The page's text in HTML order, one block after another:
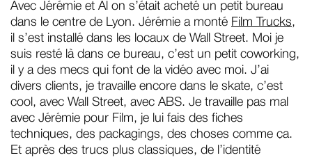
Avec Jérémie et Al on s’était acheté un petit bureau
dans le centre de Lyon. Jérémie a monté Film Trucks,
il s’est installé dans les locaux de Wall Street. Moi je
suis resté là dans ce bureau, c’est un petit coworking,
il y a des mecs qui font de la vidéo avec moi. J’ai
divers clients, je travaille encore dans le skate, c’est
cool, avec Wall Street, avec ABS. Je travaille pas mal
avec Jérémie pour Film, je lui fais des fiches
techniques, des packagings, des choses comme ça.
Et après des trucs plus classiques, de l’identité